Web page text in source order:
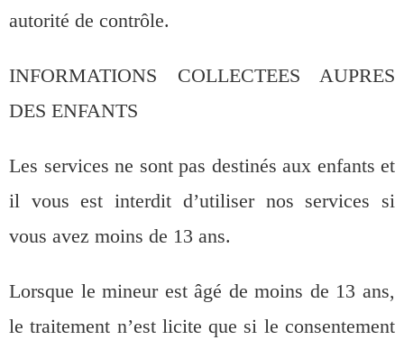
autorité de contrôle.
INFORMATIONS COLLECTEES AUPRES
DES ENFANTS
Les services ne sont pas destinés aux enfants et
il vous est interdit d’utiliser nos services si
vous avez moins de 13 ans.
Lorsque le mineur est âgé de moins de 13 ans,
le traitement n’est licite que si le consentement